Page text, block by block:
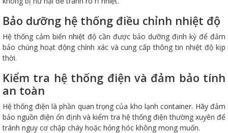
Bảo dưỡng hệ thống điều chỉnh nhiệt độ
Hệ thống cảm biến nhiệt độ cần được bảo dưỡng định kỳ để đảm
bảo chúng hoạt động chính xác và cung cấp thông tin nhiệt độ kịp
thời.
Kiểm tra hệ thống điện và đảm bảo tính
an toàn
Hệ thống điện là phần quan trọng của kho lạnh container. Hãy đảm
bảo nguồn điện ổn định và kiểm tra hệ thống điện thường xuyên để
tránh nguy cơ chập cháy hoặc hỏng hóc không mong muốn.